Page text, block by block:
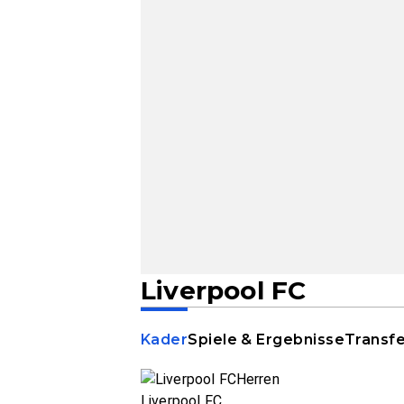
Liverpool FC
KaderSpiele & Ergebnisse